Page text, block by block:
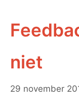
niet
29 november